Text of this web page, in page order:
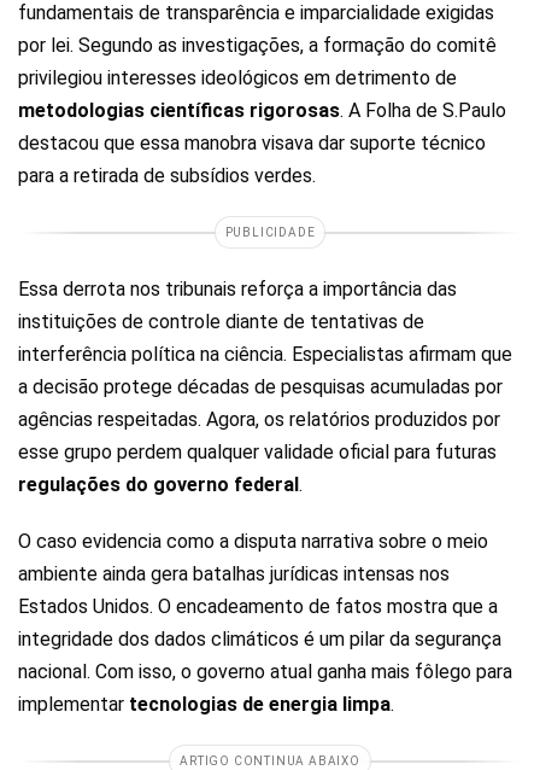
fundamentais de transparência e imparcialidade exigidas
por lei. Segundo as investigações, a formação do comitê
privilegiou interesses ideológicos em detrimento de
metodologias científicas rigorosas. A Folha de S.Paulo
destacou que essa manobra visava dar suporte técnico
para a retirada de subsídios verdes.
PUBLICIDADE
Essa derrota nos tribunais reforça a importância das
instituições de controle diante de tentativas de
interferência política na ciência. Especialistas afirmam que
a decisão protege décadas de pesquisas acumuladas por
agências respeitadas. Agora, os relatórios produzidos por
esse grupo perdem qualquer validade oficial para futuras
regulações do governo federal .
O caso evidencia como a disputa narrativa sobre o meio
ambiente ainda gera batalhas jurídicas intensas nos
Estados Unidos. O encadeamento de fatos mostra que a
integridade dos dados climáticos é um pilar da segurança
nacional. Com isso, o governo atual ganha mais fôlego para
implementar tecnologias de energia limpa.
ARTIGO CONTINUA ABAIXO